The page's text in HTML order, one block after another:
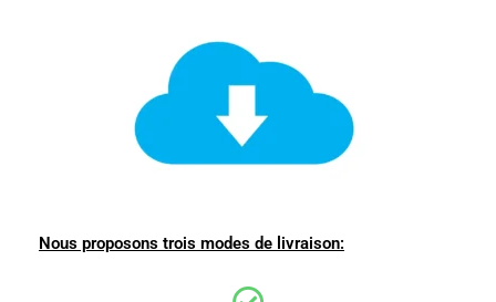
Nous proposons trois modes de livraison: